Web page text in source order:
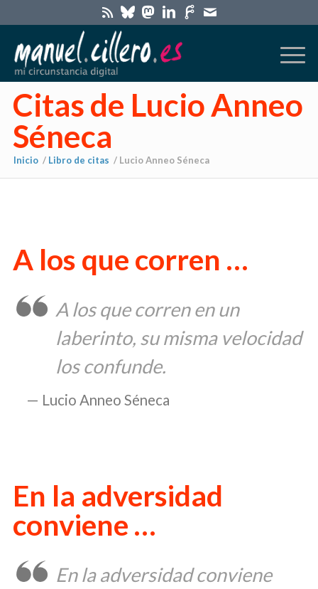
Citas de Lucio Anneo
Séneca
Inicio / Libro de citas / Lucio Anneo Séneca
A los que corren …
Lucio Anneo Séneca
A los que corren en un
laberinto, su misma velocidad
los confunde.
En la adversidad
conviene …
En la adversidad conviene